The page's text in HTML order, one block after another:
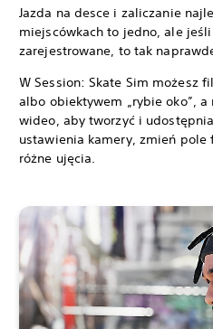
Jazda na desce i zaliczanie
miejscówkach to jedno, ale jeśli
zarejestrowane, to tak
W Session: Skate Sim możesz
albo obiektywem „rybie oko”,
wideo, aby tworzyć i
ustawienia kamery, zmień
różne ujęcia.